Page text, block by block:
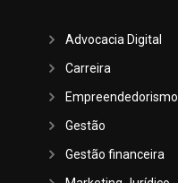
Advocacia Digital
Carreira
Empreendedorismo
Gestão
Gestão financeira